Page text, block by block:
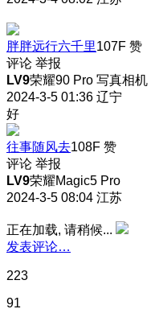
胖胖远行六千里107F 赞
评论 举报
LV9荣耀90 Pro 写真相机
2024-3-5 01:36 辽宁
好
往事随风去108F 赞
评论 举报
LV9荣耀Magic5 Pro
2024-3-5 08:04 江苏
正在加载, 请稍候...
发表评论…
223
91